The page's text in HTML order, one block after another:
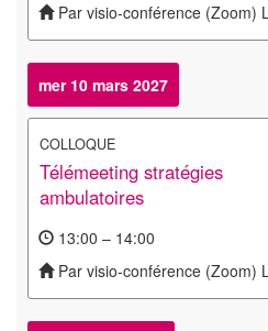
Par visio-conférence (Zoom)
mer 10 mars 2027
COLLOQUE
Télémeeting stratégies
ambulatoires
13:00 – 14:00
Par visio-conférence (Zoom)